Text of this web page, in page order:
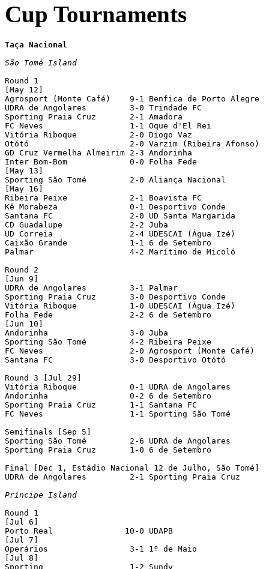
Cup Tournaments
Taça Nacional
São Tomé Island
Round 1
[May 12]
Agrosport (Monte Café)	  9-1 Benfica de Porto Alegre
UDRA de Angolares	  3-0 Trindade FC
Sporting Praia Cruz	  2-1 Amadora
FC Neves		  1-1 Oque d'El Rei		[4-3 pen]
Vitória Riboque		  2-0 Diogo Vaz
Otótó			  2-0 Varzim (Ribeira Afonso)
GD Cruz Vermelha Almeirim 2-3 Andorinha
Inter Bom-Bom		  0-0 Folha Fede		[5-6 pen]
[May 13]
Sporting São Tomé	  2-0 Aliança Nacional
[May 16]
Ribeira Peixe		  2-1 Boavista FC
Kê Morabeza		  0-1 Desportivo Conde
Santana FC		  2-0 UD Santa Margarida
CD Guadalupe		  2-2 Juba			[Juba on pen]
UD Correia		  2-4 UDESCAI (Água Izé)
Caixão Grande		  1-1 6 de Setembro		[2-4 pen]
Palmar			  4-2 Marítimo de Micoló
Round 2
[Jun 9]
UDRA de Angolares	  3-1 Palmar
Sporting Praia Cruz	  3-0 Desportivo Conde
Vitória Riboque		  1-0 UDESCAI (Água Izé)
Folha Fede		  2-2 6 de Setembro		[4-5 pen]
[Jun 10]
Andorinha		  3-0 Juba
Sporting São Tomé	  4-2 Ribeira Peixe
FC Neves		  2-0 Agrosport (Monte Café)
Santana FC		  3-0 Desportivo Otótó
Round 3 [Jul 29]
Vitória Riboque		  0-1 UDRA de Angolares
Andorinha		  0-2 6 de Setembro
Sporting Praia Cruz	  1-1 Santana FC		[4-1 pen]
FC Neves		  1-1 Sporting São Tomé	  	[2-3 pen]
Semifinals [Sep 5]
Sporting São Tomé	  2-6 UDRA de Angolares
Sporting Praia Cruz	  1-0 6 de Setembro
Final [Dec 1, Estádio Nacional 12 de Julho, São Tomé]
UDRA de Angolares	  2-1 Sporting Praia Cruz
Príncipe Island
Round 1
[Jul 6]
Porto Real     	         10-0 UDAPB
[Jul 7]
Operários		  3-1 1º de Maio
[Jul 8]
Sporting		  1-2 Sundy